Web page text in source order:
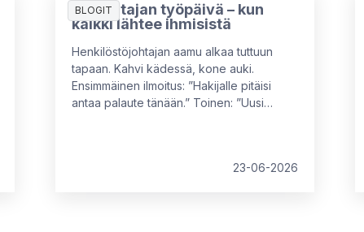
BLOGIT
HR-johtajan työpäivä – kun
kaikki lähtee ihmisistä
Henkilöstöjohtajan aamu alkaa tuttuun
tapaan. Kahvi kädessä, kone auki.
Ensimmäinen ilmoitus: ”Hakijalle pitäisi
antaa palaute tänään.” Toinen: ”Uusi
kuin menevät palkkaan?” HR-työ ei ole
23-06-2026